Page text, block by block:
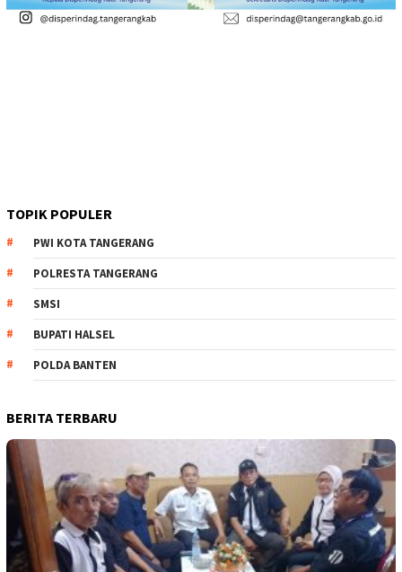
TOPIK POPULER
PWI KOTA TANGERANG
POLRESTA TANGERANG
SMSI
BUPATI HALSEL
POLDA BANTEN
BERITA TERBARU